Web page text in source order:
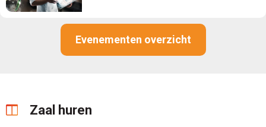
Evenementen overzicht
Zaal huren